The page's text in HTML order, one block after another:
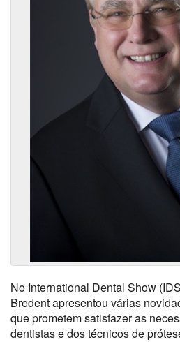
No International Dental Show
Bredent apresentou várias
que prometem satisfazer as
dentistas e dos técnicos de